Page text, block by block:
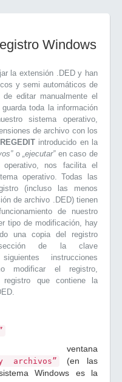
Windows
la extensión .DED y han
y semi automáticos de
editar manualmente el
toda la información
sistema operativo,
de archivo con los
REGEDITintroducido en la
o„ejecutar”en caso de
operativo, nos facilita el
operativo. Todas las
(incluso las menos
de archivo .DED) tienen
de nuestro
tipo de modificación, hay
una copia del registro
de la clave
instrucciones
modificar el registro,
que contiene la
archivos”
(en las
Windows es la